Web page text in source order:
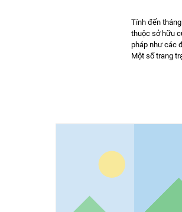
Tính đến
thuộc sở hữu
pháp như các
Một số trang